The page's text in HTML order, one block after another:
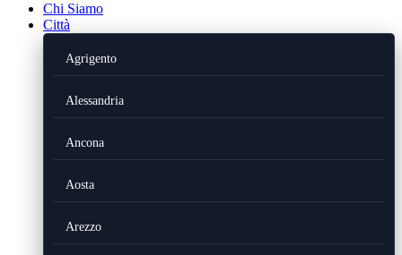
Chi Siamo
Città
Agrigento
Alessandria
Ancona
Aosta
Arezzo